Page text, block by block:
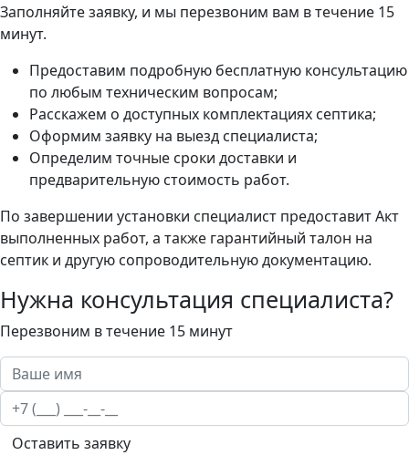
Заполняйте заявку, и мы перезвоним вам в течение 15
минут.
Предоставим подробную бесплатную консультацию
по любым техническим вопросам;
Расскажем о доступных комплектациях септика;
Оформим заявку на выезд специалиста;
Определим точные сроки доставки и
предварительную стоимость работ.
По завершении установки специалист предоставит Акт
выполненных работ, а также гарантийный талон на
септик и другую сопроводительную документацию.
Нужна консультация специалиста?
Перезвоним в течение 15 минут
Оставить заявку